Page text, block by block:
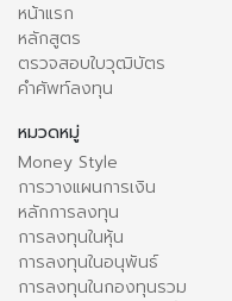
หน้าแรก
หลักสูตร
ตรวจสอบใบวุฒิบัตร
คำศัพท์ลงทุน
หมวดหมู่
Money Style
การวางแผนการเงิน
หลักการลงทุน
การลงทุนในหุ้น
การลงทุนในอนุพันธ์
การลงทุนในกองทุนรวม